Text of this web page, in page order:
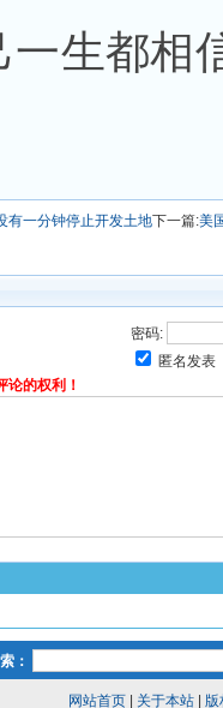
一生都相
有一分钟停止开发土地下一篇:美
密码:
匿名发表
的权利！
：
网站首页| 关于本站| 版